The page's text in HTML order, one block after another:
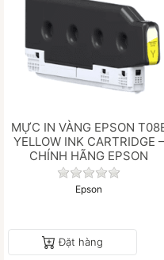
MỰC IN VÀNG EPSON
YELLOW INK CARTRIDGE –
CHÍNH HÃNG EPSON
Chưa có
Epson
Đặt hàng